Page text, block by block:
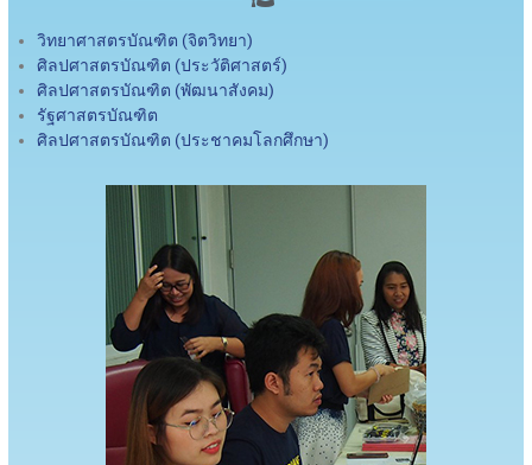
วิทยาศาสตรบัณฑิต (จิตวิทยา)
ศิลปศาสตรบัณฑิต (ประวัติศาสตร์)
ศิลปศาสตรบัณฑิต (พัฒนาสังคม)
รัฐศาสตรบัณฑิต
ศิลปศาสตรบัณฑิต (ประชาคมโลกศึกษา)